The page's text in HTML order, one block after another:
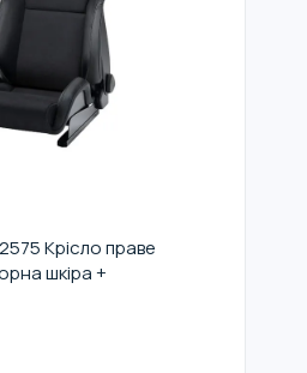
Крісло праве
шкіра +